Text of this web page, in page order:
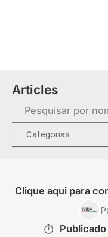
Articles
Clique aqui para